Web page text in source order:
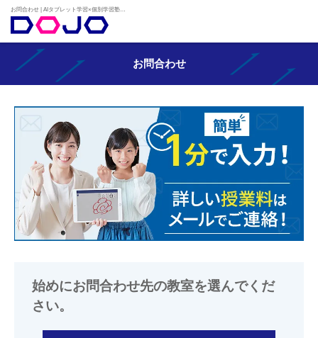
お問合わせ
始めにお問合わせ先の教室を選んでくだ
さい。